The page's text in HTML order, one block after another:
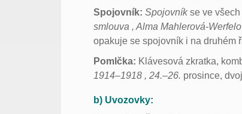
Spojovník: Spojovníkse ve
smlouva , Alma Mahlerová-
opakuje se spojovník i na druhém
Pomlčka: Klávesová zkratka,
1914–1918 , 24.–26. prosince,
b) Uvozovky: